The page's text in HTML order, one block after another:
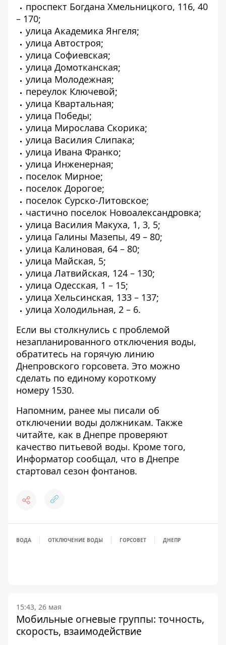
проспект Богдана Хмельницкого, 116, 40
– 170;
улица Академика Янгеля;
улица Автостроя;
улица Софиевская;
улица Домотканская;
улица Молодежная;
переулок Ключевой;
улица Квартальная;
улица Победы;
улица Мирослава Скорика;
улица Василия Слипака;
улица Ивана Франко;
улица Инженерная;
поселок Мирное;
поселок Дорогое;
поселок Сурско-Литовское;
частично поселок Новоалександровка;
улица Василия Макуха, 1, 3, 5;
улица Галины Мазепы, 49 – 80;
улица Калиновая, 64 – 80;
улица Майская, 5;
улица Латвийская, 124 – 130;
улица Одесская, 1 – 15;
улица Хельсинская, 133 – 137;
улица Холодильная, 2 – 6.
Если вы столкнулись с проблемой
незапланированного отключения воды,
обратитесь на горячую линию
Днепровского горсовета. Это можно
сделать по единому короткому
номеру 1530.
Напомним, ранее мы писали об
отключении воды должникам. Также
читайте, как в Днепре проверяют
качество питьевой воды. Кроме того,
Информатор сообщал, что в Днепре
стартовал сезон фонтанов.
ВОДА ОТКЛЮЧЕНИЕ ВОДЫ ГОРСОВЕТ ДНЕПР
15:43, 26 мая
Мобильные огневые группы: точность,
скорость, взаимодействие